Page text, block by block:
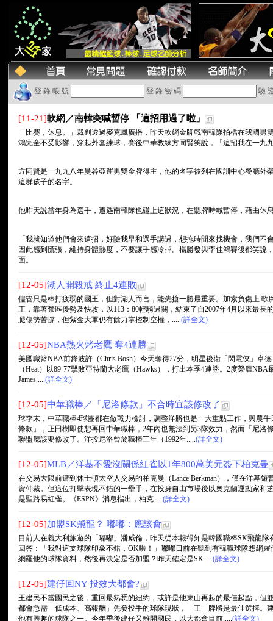
登 錄 帳 號 登 錄 密 碼 驗
[11-21]軟網／南韓突喊暫停 「這招用過了啦」
「比賽，休息。」裁判透過麥克風廣播，昨天軟網金牌戰南韓隊拍檔在我國
鴻完全不受影響，穿起外套練球，賽後中華教練方同賢笑說，「這招我在一九
方同賢是一九九八年曼谷亞運男雙金牌得主，他的名字被列在國訓中心餐廳外
這群孩子的名字。
他昨天說當年身為選手，遭遇南韓隊也碰上這狀況，在聽牌時喊暫停，藉由休
「我就知道他們會來這招，好險我早和選手講過，想拖時間來找機會，我們
因此感到慌張，維持身體熱度，不要讓手感冷掉。楊勝發與李佳鴻賽後都笑說
面。
[12-05]湖人開殺戒 終止4連敗
儘管只是棒打疲弱的國王，但對湖人而言，能先搶一勝最重要。加索負傷上
王，靠著禁區優勢及快攻，以113：80輕騎過關，結束了自2007年4月以來最長
腿傷勢苦撐，但紫金大軍仍有餘力掌控制空權，.....(詳全文)
[12-05]NBA熱火烤老鷹 奪4連勝
美國職籃NBA前鋒波許（Chris Bosh）今天奪得27分，明星後衛「閃電俠」韋
（Heat）以89-77擊敗亞特蘭大老鷹（Hawks），打出本季4連勝。2度榮膺
James.....(詳全文)
[12-05]中華職棒／「尼洛條款」不合時宜該修改了
球季末，中華職棒4球團都在做戰力檢討，調整洋將也是一大重點工作，興農
條款」，正田樹即使想再回中華職棒，2年內也無法到另3隊效力，然而「尼洛
聯盟應該要修改了。洋投尼洛曾於職棒三年（1992年.....(詳全文)
[12-05]MLB／洋基不愛沒關係紅雀以1年800萬美元簽下柏克曼
在交易大限前遭到休士頓太空人交易的柏克曼（Lance Berkman），僅在洋基
資仲裁。但這位打擊表現不錯的一壘手，在投身自由市場後以奧克蘭運動家和
是聖路易紅雀。《ESPN》消息指出，柏克.....(詳全文)
[12-05]加盟SK飛龍？ 嘟嘟：應該會
目前人在義大利旅遊的「嘟嘟」潘威倫，昨天從本報得知是韓國職棒SK飛龍
回答：「我對這支球隊印象不錯，OK啦！」嘟嘟日前在聽到有韓職球隊想網
網羅他的球隊資料，然後再決定是否加盟？昨天確定是SK.....(詳全文)
[12-05]建仔回NY 投效大都會?
王建民不當國民之後，重回最熟悉的紐約，或許是他東山再起的最佳起點，但
都會急需「低成本、高報酬」先發投手的球隊現狀，「王」牌將是最佳選擇。
他有興趣的球隊之一。今年季後建仔又離開國民，以大都會目前.....(詳全文)